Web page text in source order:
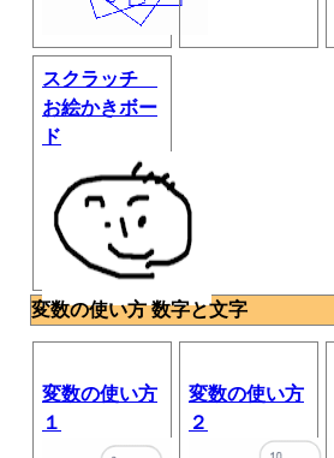
スクラッチ
お絵かきボー
ド
変数の使い方 数字と文字
変数の使い方
１
変数の使い方
２